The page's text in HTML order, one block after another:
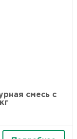
смесь с